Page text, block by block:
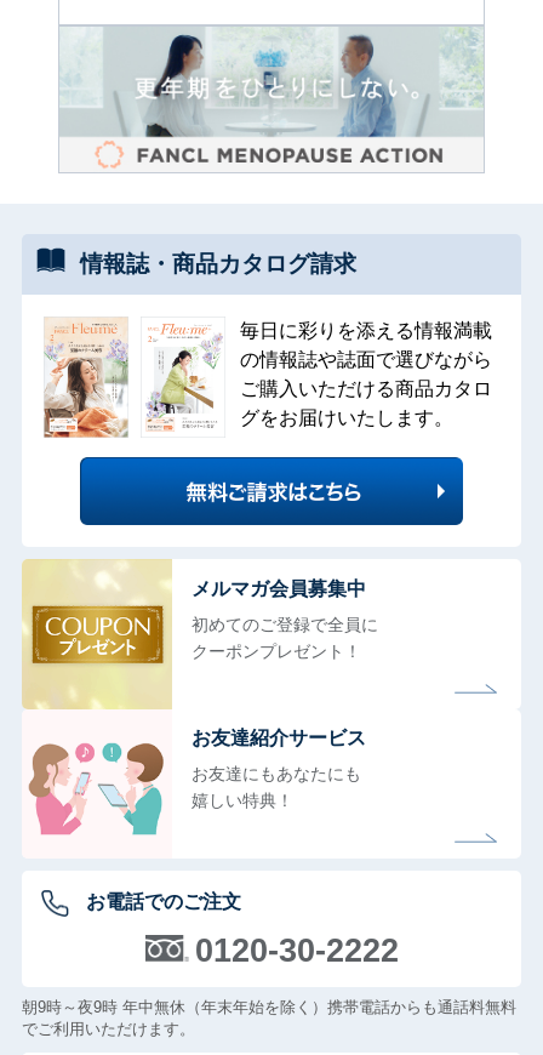
情報誌・ 商品カタログ請求
毎日に彩りを添える情報満載
の情報誌や誌面で選びながら
ご購入いただける商品カタロ
グをお届けいたします。
メルマガ会員募集中
初めてのご登録で全員に
クーポンプレゼント！
お友達紹介サービス
お友達にもあなたにも
嬉しい特典！
お電話でのご注文
0120-30-2222
朝9時～夜9時 年中無休（年末年始を除く）携帯電話からも通話料無料
でご利用いただけます。